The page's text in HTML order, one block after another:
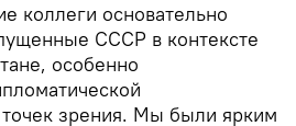
коллеги основательно
СССР в контексте
особенно
точек зрения. Мы были ярким